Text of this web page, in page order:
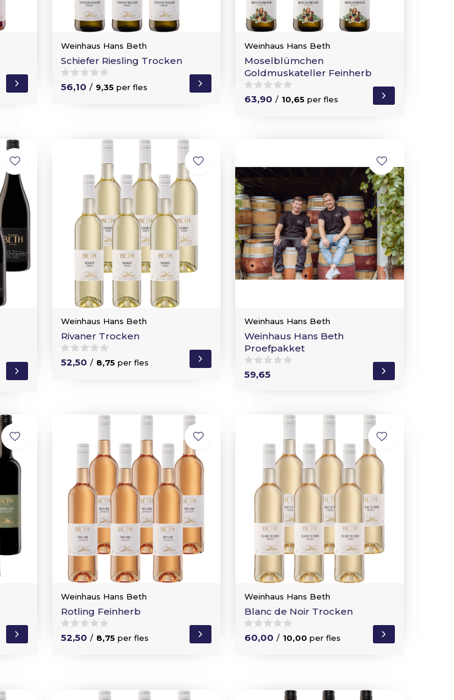
Weinhaus Hans Beth
Schiefer Riesling Trocken
56,10 / 9,35 per fles
Weinhaus Hans Beth
Moselblümchen
Goldmuskateller Feinherb
63,90 / 10,65 per fles
Weinhaus Hans Beth
Rivaner Trocken
52,50 / 8,75 per fles
Weinhaus Hans Beth
Weinhaus Hans Beth
Proefpakket
59,65
Weinhaus Hans Beth
Rotling Feinherb
52,50 / 8,75 per fles
Weinhaus Hans Beth
Blanc de Noir Trocken
60,00 / 10,00 per fles